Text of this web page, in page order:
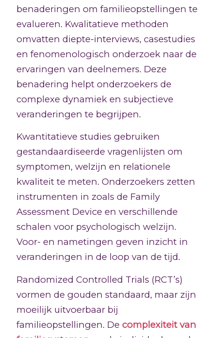
benaderingen om familieopstellingen te
evalueren. Kwalitatieve methoden
omvatten diepte-interviews, casestudies
en fenomenologisch onderzoek naar de
ervaringen van deelnemers. Deze
benadering helpt onderzoekers de
complexe dynamiek en subjectieve
veranderingen te begrijpen.
Kwantitatieve studies gebruiken
gestandaardiseerde vragenlijsten om
symptomen, welzijn en relationele
kwaliteit te meten. Onderzoekers zetten
instrumenten in zoals de Family
Assessment Device en verschillende
schalen voor psychologisch welzijn.
Voor- en nametingen geven inzicht in
veranderingen in de loop van de tijd.
Randomized Controlled Trials (RCT’s)
vormen de gouden standaard, maar zijn
moeilijk uitvoerbaar bij
familieopstellingen. De complexiteit van